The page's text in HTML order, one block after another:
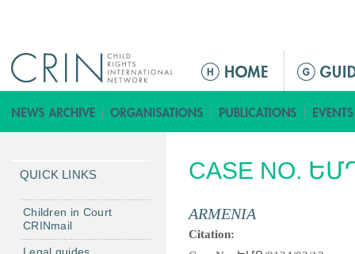
M
i
n
e
u
CASE NO.
ARMENIA
Citation:
QUICK LINKS
Children in Court
CRINmail